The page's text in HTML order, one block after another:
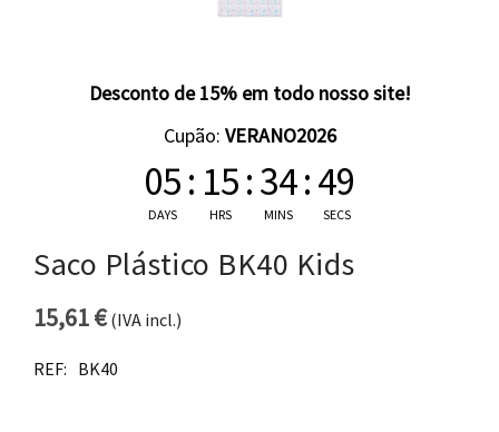
Desconto de 15% em todo nosso site!
Cupão: VERANO2026
05
DAYS
: 15
HRS
:34
MINS
:48
SECS
Saco Plástico BK40 Kids
15,61€(IVA incl.)
REF: BK40